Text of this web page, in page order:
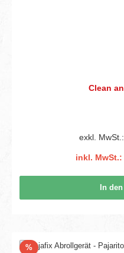
Clean
exkl.
inkl. MwSt.:
In
%Rabatt